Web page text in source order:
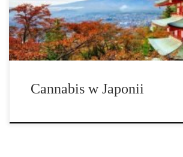
Cannabis w Japonii